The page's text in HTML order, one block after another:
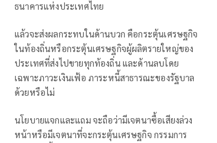
ธนาคารแห่งประเทศไทย
แล้วจะส่งผลกระทบในด้านบวก คือกระตุ้นเศรษฐกิจ
ในท้องถิ่นหรือกระตุ้นเศรษฐกิจผู้ผลิตรายใหญ่ของ
ประเทศที่ส่งไปขายทุกท้องถิ่น และด้านลบโดย
เฉพาะภาวะเงินเฟ้อ ภาระหนี้สาธารณะของรัฐบาล
ด้วยหรือไม่
นโยบายแจกและแถม จะถือว่ามีเจตนาซื้อเสียงล่วง
หน้าหรือมีเจตนาที่จะกระตุ้นเศรษฐกิจ กรรมการ